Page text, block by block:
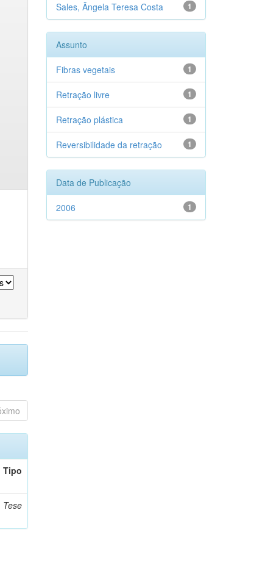
Tipo
Tese
1
Sales, Ângela Teresa Costa
Assunto
1
Fibras vegetais
1
Retração livre
1
Retração plástica
1
Reversibilidade da retração
Data de Publicação
1
2006